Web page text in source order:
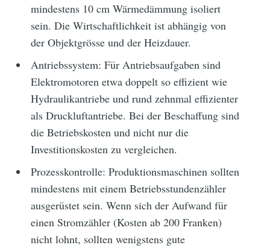
mindestens 10 cm Wärmedämmung isoliert
sein. Die Wirtschaftlichkeit ist abhängig von
der Objektgrösse und der Heizdauer.
Antriebssystem: Für Antriebsaufgaben sind
Elektromotoren etwa doppelt so effizient wie
Hydraulikantriebe und rund zehnmal effizienter
als Druckluftantriebe. Bei der Beschaffung sind
die Betriebskosten und nicht nur die
Investitionskosten zu vergleichen.
Prozesskontrolle: Produktionsmaschinen sollten
mindestens mit einem Betriebsstundenzähler
ausgerüstet sein. Wenn sich der Aufwand für
einen Stromzähler (Kosten ab 200 Franken)
nicht lohnt, sollten wenigstens gute